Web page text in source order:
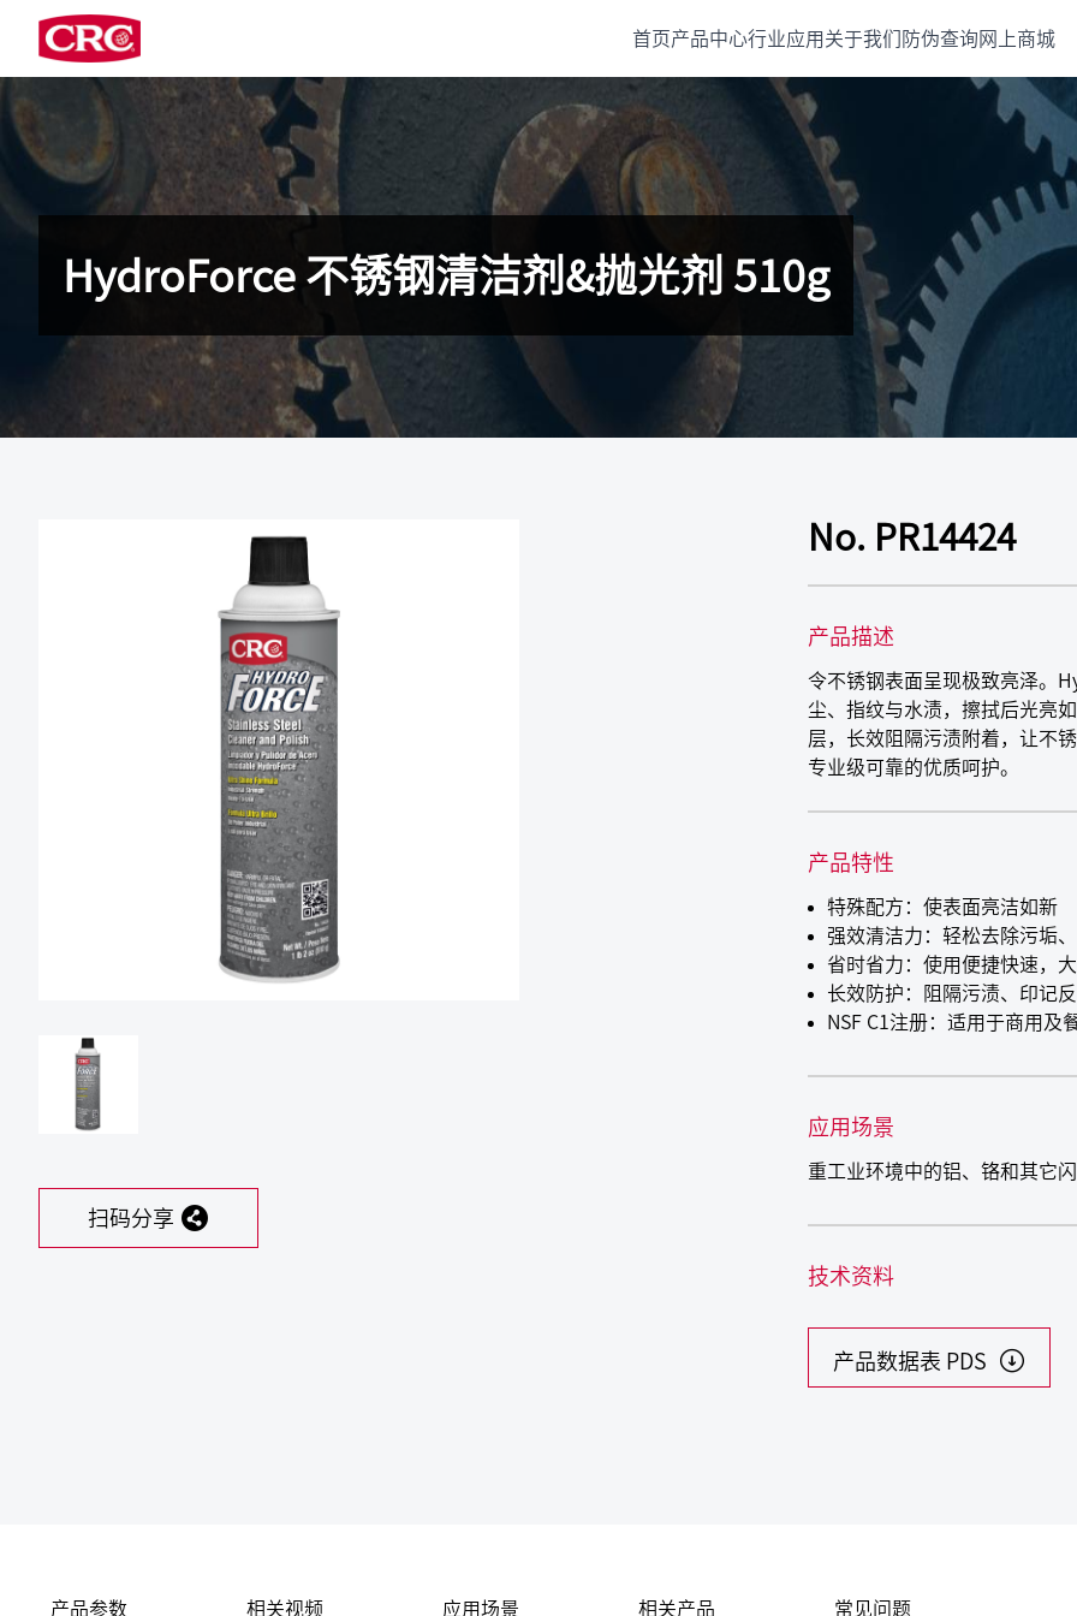
首页产品中心行业应用 关于我们 防伪查询 网上商城
HydroForce 不锈钢清洁剂&抛光剂 510g
扫码分享
No. PR14424
产品描述
令不锈钢表面呈现极致亮泽。
尘、指纹与水渍，擦拭后光亮
层，长效阻隔污渍附着，让不
专业级可靠的优质呵护。
产品特性
特殊配方：使表面亮洁如新
强效清洁力：轻松去除污垢
省时省力：使用便捷快速，
长效防护：阻隔污渍、印记
NSF C1注册：适用于商用及
应用场景
重工业环境中的铝、铬和其它
技术资料
产品数据表 PDS
产品参数 相关视频 应用场景 相关产品 常见问题